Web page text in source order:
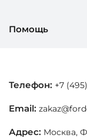
Помощь
Телефон: +7
Email:
Адрес: Москва,